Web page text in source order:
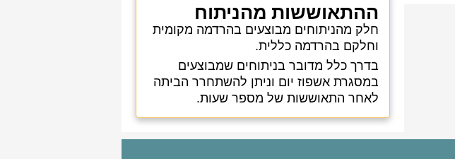
ההתאוששות מהניתוח
חלק מהניתוחים מבוצעים בהרדמה מקומית
וחלקם בהרדמה כללית.
בדרך כלל מדובר בניתוחים שמבוצעים
במסגרת אשפוז יום וניתן להשתחרר הביתה
לאחר התאוששות של מספר שעות.